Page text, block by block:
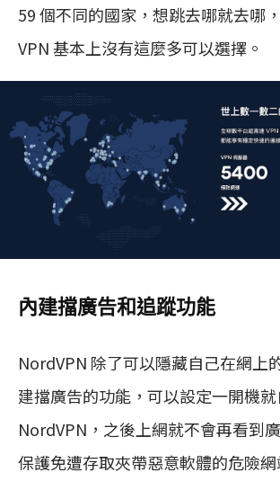
59 個不同的國家，想跳去哪就去哪
VPN 基本上沒有這麼多可以選擇。
內建擋廣告和追蹤功能
NordVPN 除了可以隱藏自己在網上
建擋廣告的功能，可以設定一開機
NordVPN，之後上網就不會再看到
保護免遭存取夾帶惡意軟體的危險網